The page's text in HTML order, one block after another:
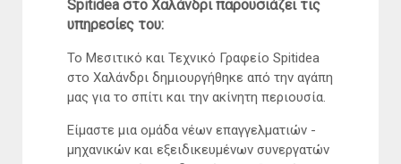
Spitidea στο Χαλάνδρι παρουσιάζει τις
υπηρεσίες του:
Το Μεσιτικό και Τεχνικό Γραφείο Spitidea
στο Χαλάνδρι δημιουργήθηκε από την αγάπη
μας για το σπίτι και την ακίνητη περιουσία.
Eίμαστε μια ομάδα νέων επαγγελματιών -
μηχανικών και εξειδικευμένων συνεργατών